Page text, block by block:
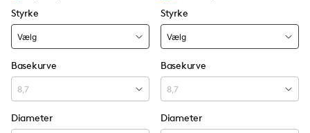
Styrke
Basekurve
Diameter
Styrke
Basekurve
Diameter